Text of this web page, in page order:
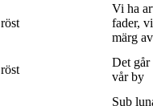
röst
Vi ha
fader,
märg
röst
Det går
vår by
Sub